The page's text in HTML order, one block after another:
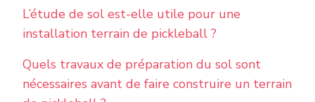
L’étude de sol est-elle utile pour une
installation terrain de pickleball ?
Quels travaux de préparation du sol sont
nécessaires avant de faire construire un terrain